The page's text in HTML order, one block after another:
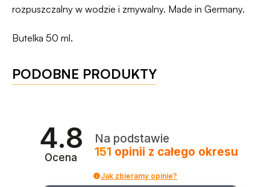
rozpuszczalny w wodzie i zmywalny. Made in Germany.
Butelka 50 ml.
PODOBNE PRODUKTY
4.8
Ocena
Na podstawie
151 opinii z całego okresu
Jak zbieramy opinie?